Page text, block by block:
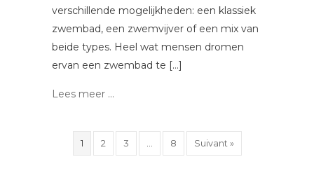
verschillende mogelijkheden: een klassiek
zwembad, een zwemvijver of een mix van
beide types. Heel wat mensen dromen
ervan een zwembad te […]
Lees meer ...
1 2 3 8 Suivant »